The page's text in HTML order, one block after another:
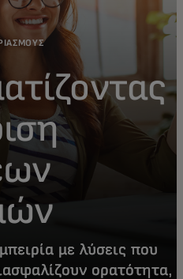
με λύσεις που
ορατότητα,